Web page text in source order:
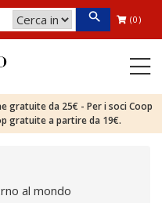
(0)
gratuite da 25€ - Per i soci Coop
gratuite a partire da 19€.
al mondo